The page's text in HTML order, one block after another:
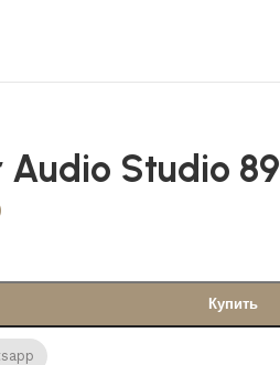
Studio 89
Купить